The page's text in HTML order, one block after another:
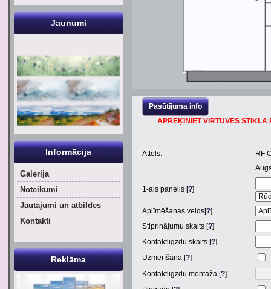
Pasūtījuma info
APRĒĶINIET VIRTUVES
Attēls:
RF
1-ais panelis [?]
Aplīmēšanas veids[?]
Stiprinājumu skaits [?]
Kontaktligzdu skaits [?]
Uzmērīšana [?]
Kontaktligzdu montāža [?]
Jaunumi
Informācija
Galerija
Noteikumi
Jautājumi un atbildes
Kontakti
Reklāma